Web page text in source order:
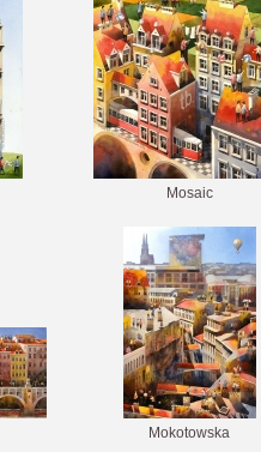
Mosaic
Mokotowska